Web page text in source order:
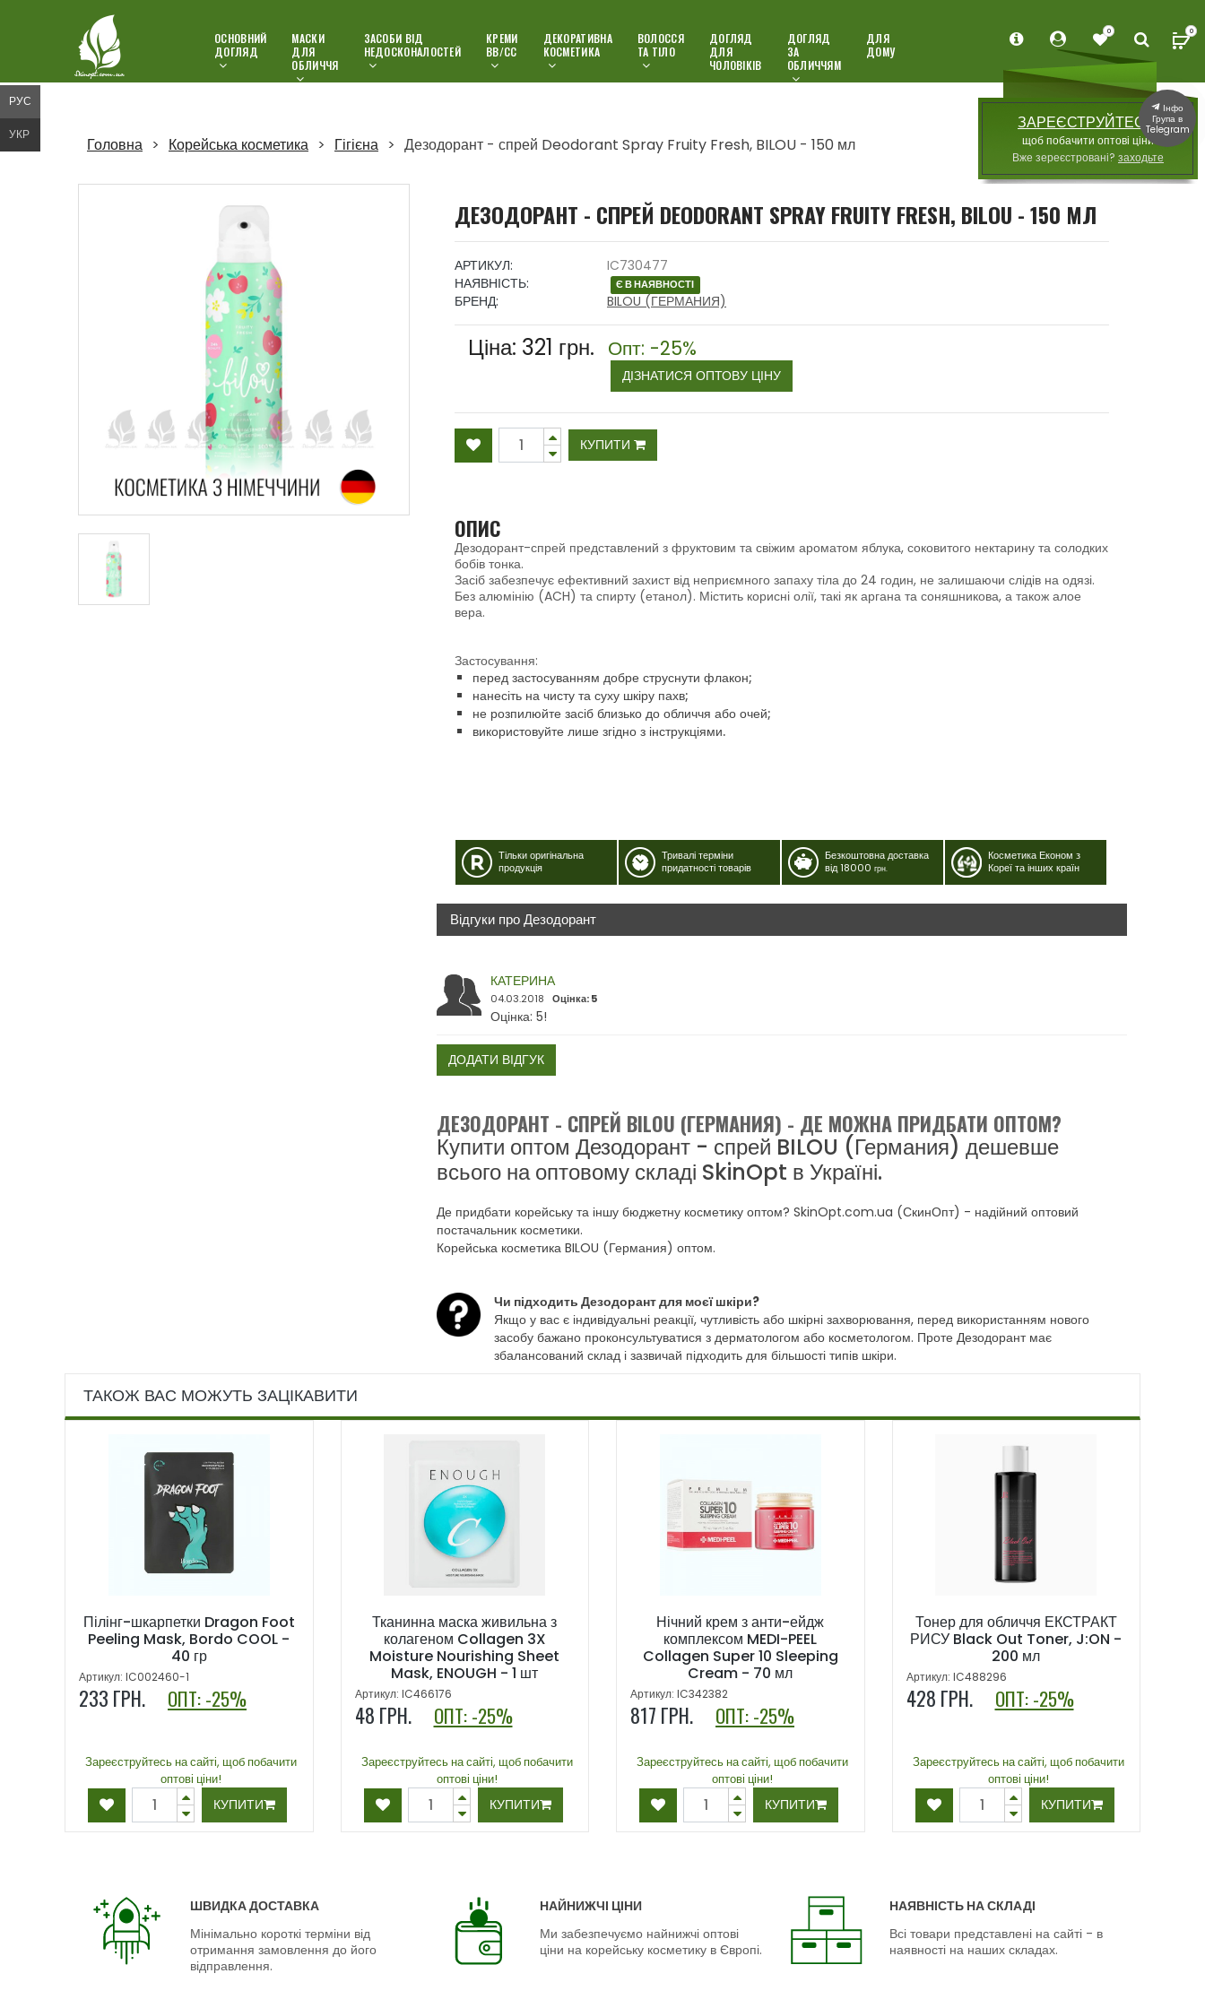
ОСНОВНИЙ
ДОГЛЯД
МАСКИ
ДЛЯ
ОБЛИЧЧЯ
ЗАСОБИ ВІД
НЕДОСКОНАЛОСТЕЙ
КРЕМИ
ВВ/СС
ДЕКОРАТИВНА
КОСМЕТИКА
ВОЛОССЯ
ТА ТІЛО
ДОГЛЯД
ДЛЯ
ЧОЛОВІКІВ
ДОГЛЯД
ЗА
ОБЛИЧЧЯМ
ДЛЯ
ДОМУ
ЗАРЕЄСТРУЙТЕСЯ,
щоб побачити оптові ціни
Вже зереєстровані? заходьте
0 0
Головна Корейська косметика Гігієна Дезодорант - спрей Deodorant Spray Fruity Fresh, BILOU - 150 мл
ДЕЗОДОРАНТ - СПРЕЙ DEODORANT SPRAY FRUITY FRESH, BILOU - 150 МЛ
АРТИКУЛ:
IC730477
НАЯВНІСТЬ:
Є В НАЯВНОСТІ
БРЕНД: BILOU (ГЕРМАНИЯ)
Ціна: 321 грн. Опт: -25%
ДІЗНАТИСЯ ОПТОВУ ЦІНУ
КУПИТИ
ОПИС
Дезодорант-спрей представлений з фруктовим та свіжим ароматом яблука, соковитого нектарину та солодких
бобів тонка.
Засіб забезпечує ефективний захист від неприємного запаху тіла до 24 годин, не залишаючи слідів на одязі.
Без алюмінію (ACH) та спирту (етанол). Містить корисні олії, такі як аргана та соняшникова, а також алое
вера.
Застосування:
перед застосуванням добре струснути флакон;
нанесіть на чисту та суху шкіру пахв;
не розпилюйте засіб близько до обличчя або очей;
використовуйте лише згідно з інструкціями.
Тільки оригінальна
продукція
Тривалі терміни
придатності товарів
Безкоштовна доставка
від 18000 грн.
Косметика Економ з
Кореї та інших країн
Відгуки про Дезодорант
КАТЕРИНА
04.03.2018 Оцінка: 5
Оцінка: 5!
ДОДАТИ ВІДГУК
ДЕЗОДОРАНТ - СПРЕЙ BILOU (ГЕРМАНИЯ) - ДЕ МОЖНА ПРИДБАТИ ОПТОМ?
Купити оптом Дезодорант - спрей BILOU (Германия) дешевше
всього на оптовому складі SkinOpt в Україні.
Де придбати корейську та іншу бюджетну косметику оптом? SkinOpt.com.ua (СкинОпт) - надійний оптовий
постачальник косметики.
Корейська косметика BILOU (Германия) оптом.
Чи підходить Дезодорант для моєї шкіри?
Якщо у вас є індивідуальні реакції, чутливість або шкірні захворювання, перед використанням нового
засобу бажано проконсультуватися з дерматологом або косметологом. Проте Дезодорант має
збалансований склад і зазвичай підходить для більшості типів шкіри.
ТАКОЖ ВАС МОЖУТЬ ЗАЦІКАВИТИ
Пілінг-шкарпетки Dragon Foot
Peeling Mask, Bordo COOL -
40 гр
Артикул: IC002460-1
233 ГРН. ОПТ: -25%
Зареєструйтесь на сайті, щоб побачити
оптові ціни!
КУПИТИ
Тканинна маска живильна з
колагеном Collagen 3X
Moisture Nourishing Sheet
Mask, ENOUGH - 1 шт
Артикул: IC466176
48 ГРН. ОПТ: -25%
Зареєструйтесь на сайті, щоб побачити
оптові ціни!
КУПИТИ
Нічний крем з анти-ейдж
комплексом MEDI-PEEL
Collagen Super 10 Sleeping
Cream - 70 мл
Артикул: IC342382
817 ГРН. ОПТ: -25%
Зареєструйтесь на сайті, щоб побачити
оптові ціни!
КУПИТИ
Тонер для обличчя ЕКСТРАКТ
РИСУ Black Out Toner, J:ON -
200 мл
Артикул: IC488296
428 ГРН. ОПТ: -25%
Зареєструйтесь на сайті, щоб побачити
оптові ціни!
КУПИТИ
ШВИДКА ДОСТАВКА
Мінімально короткі терміни від
отримання замовлення до його
відправлення.
НАЙНИЖЧІ ЦІНИ
Ми забезпечуємо найнижчі оптові
ціни на корейську косметику в Європі.
НАЯВНІСТЬ НА СКЛАДІ
Всі товари представлені на сайті - в
наявності на наших складах.
РУС
УКР
Інфо
Група в
Telegram